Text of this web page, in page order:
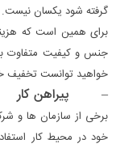
گرفته شود یکسان نیست.
برای همین است که
جنس و کیفیت متفاوت
خواهید توانست تخفیف
– پیراهن کار
برخی از سازمان ها و
خود در محیط کار